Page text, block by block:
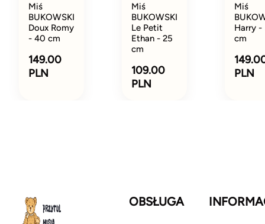
Miś
BUKOWSKI
Doux Romy
- 40 cm
149.00
PLN
Miś
BUKOWSKI
Le Petit
Ethan - 25
cm
109.00
PLN
Miś
Harry -
cm
PLN
OBSŁUGA